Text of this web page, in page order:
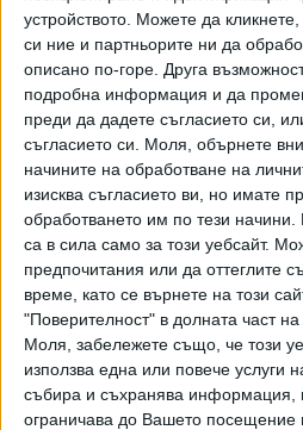
устройството. Можете да
си ние и партньорите ни да
описано по-горе. Друга
подробна информация и да
преди да дадете съгласието си,
съгласието си.
Моля, обърнете
начините на обработване на
изисква съгласието ви, но имате
обработването им по тези
са в сила само за този уебсайт.
предпочитания или да оттеглите
време, като се върнете на този
"Поверителност" в долната част на
Моля, забележете също, че този
използва една или повече услуги
събира и съхранява информация,
ограничава до Вашето посещение
процедура по ОВОС или
Закона за опазване на
пише още, че дейностите не
защитена зона.„Законът
дали е необходим ОВОС,
включени в неговото
в РИОСВ - Варна са си
обаче в социалните мрежи
пръв алармира за проблема.
констатира още, че ще бъдат
метра драгажен материал. Не
се изхвърлят. Според Белев
„Налбанка” (своеобразен
езеро), което пък води до
от водния басейн.